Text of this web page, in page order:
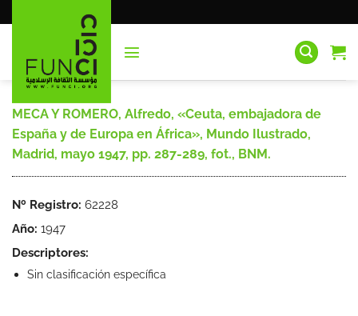
al
MECA Y ROMERO, Alfredo, «Ceuta, embajadora de
España y de Europa en África», Mundo Ilustrado,
Madrid, mayo 1947, pp. 287-289, fot., BNM.
Nº Registro: 62228
Año: 1947
Descriptores:
Sin clasificación específica